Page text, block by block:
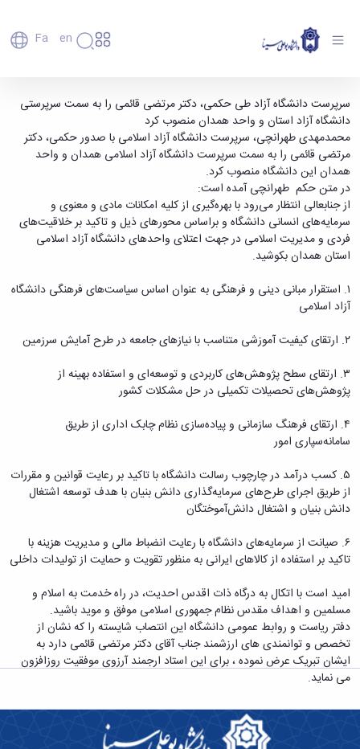
Fa En
دانشگاه
تاریخچه
و
معرفی
برنامه
راهبردی
دانشگاه
نقشه
دانشگاه
سازمان
دانشگاه
معاونت
توسعه
مدیریت
پشتیبانی
معاونت
آموزشی
و
تحصیلات
تکمیلی
معاونت
دانشجویی
معاونت
پژوهش
و
فناوری
معاونت
فرهنگی
اجتماعی
نهاد
نمایندگی
مقام
معظم
رهبری
اعضای
هیأت
کارکنان
دانشجویان
فارغ
التحصیلان
دانشکده‌ها
پردیس
اصلی
مهندسی
کشاورزی
شیمی
و
علوم
نفت
علوم
انسانی
هنر
معماری
دامپزشکی
علوم
پایه
علوم
اقتصادی
اجتماعی
دانشکده
اقماری
ارتباط
با ما
روابط
الملل
(قدم
الآن)
Now
دکتر مرتضی قائمی عضو هیات علمی دانشکده
علوم انسانی به سرپرستی دانشگاه آزاد همدان
منصوب شد - دانشگاه بوعلی سینا همدان
سرپرست دانشگاه آزاد طی حکمی، دکتر مرتضی قائمی را به سمت سرپرستی
دانشگاه آزاد استان و واحد همدان منصوب کرد
محمدمهدی طهرانچی، سرپرست دانشگاه آزاد اسلامی با صدور حکمی، دکتر
مرتضی قائمی را به سمت سرپرست دانشگاه آزاد اسلامی همدان و واحد
همدان این دانشگاه منصوب کرد.
در متن حکم طهرانچی آمده است:
از جنابعالی انتظار می‌رود با بهره‌گیری از کلیه امکانات مادی و معنوی و
سرمایه‌های انسانی دانشگاه و براساس محور‌های ذیل و تاکید بر خلاقیت‌های
فردی و مدیریت اسلامی در جهت اعتلای واحد‌های دانشگاه آزاد اسلامی
استان همدان بکوشید.
۱. استقرار مبانی دینی و فرهنگی به عنوان اساس سیاست‌های فرهنگی دانشگاه
آزاد اسلامی
۲. ارتقای کیفیت آموزشی متناسب با نیاز‌های جامعه در طرح آمایش سرزمین
۳. ارتقای سطح پژوهش‌های کاربردی و توسعه‌ای و استفاده بهینه از
پژوهش‌های تحصیلات تکمیلی در حل مشکلات کشور
۴. ارتقای فرهنگ سازمانی و پیاده‌سازی نظام چابک اداری از طریق
سامانه‌سپاری امور
۵. کسب درآمد در چارچوب رسالت دانشگاه با تاکید بر رعایت قوانین و مقررات
از طریق اجرای طرح‌های سرمایه‌گذاری دانش بنیان با هدف توسعه اشتغال
دانش بنیان و اشتغال دانش‌آموختگان
۶. صیانت از سرمایه‌های دانشگاه با رعایت انضباط مالی و مدیریت هزینه با
تاکید بر استفاده از کالا‌های ایرانی به منظور تقویت و حمایت از تولیدات داخلی
امید است با اتکال به درگاه ذات اقدس احدیت، در راه خدمت به اسلام و
مسلمین و اهداف مقدس نظام جمهوری اسلامی موفق و موید باشید.
دفتر ریاست و روابط عمومی دانشگاه این انتصاب شایسته را که نشان از
تخصص و توانمندی های ارزشمند جناب آقای دکتر مرتضی قائمی دارد به
ایشان تبریک عرض نموده ، برای این استاد ارجمند آرزوی موفقیت روزافزون
می نماید.